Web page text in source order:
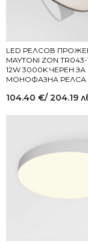
LED РЕЛСОВ
MAYTONI ZON TR043-
12W 3000K ЧЕРЕН ЗА
МОНОФАЗНА РЕЛСА
104.40 €/ 204.19